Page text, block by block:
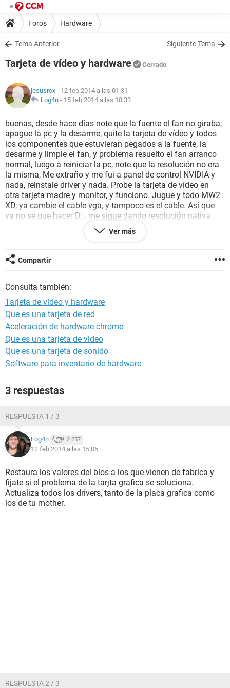
Foros Hardware
Tema Anterior Siguiente Tema
Tarjeta de vídeo y hardware Cerrado
jesusrox - 12 feb 2014 a las 01:31
Log4n - 15 feb 2014 a las 18:33
buenas, desde hace días note que la fuente el fan no giraba,
apague la pc y la desarme, quite la tarjeta de vídeo y todos
los componentes que estuvieran pegados a la fuente, la
desarme y limpie el fan, y problema resuelto el fan arranco
normal, luego a reiniciar la pc, note que la resolución no era
la misma, Me extraño y me fui a panel de control NVIDIA y
nada, reinstale driver y nada. Probe la tarjeta de vídeo en
otra tarjeta madre y monitor, y funciono. Jugue y todo MW2
XD, ya cambie el cable vga, y tampoco es el cable. Así que
ya no se que hacer D: , me sigue dando resolución nativa
malisima, aunque la ajusto a cuando estaba antes, pero en
los juegos se ven colgados, y ni idea porque si ya la probe y
ayuda por favor :(
Memoria ram 6 GB
1 GB DDR2 nividia Geforce
Disco 320 GB
Intel dual E2180 2.00 GHZ .
PD: en la evaluación de windows al formatear la pc debido
al desespero la evaluación bajo en el rendimiento del
procesador!
Ver más
Compartir
Consulta también:
Tarjeta de vídeo y hardware
Que es una tarjeta de red
Aceleración de hardware chrome
Que es una tarjeta de video
Que es una tarjeta de sonido
Software para inventario de hardware
3 respuestas
RESPUESTA 1 / 3
Log4n 2.257
12 feb 2014 a las 15:05
Restaura los valores del bios a los que vienen de fabrica y
fijate si el problema de la tarjta grafica se soluciona.
Actualiza todos los drivers, tanto de la placa grafica como
los de tu mother.
RESPUESTA 2 / 3